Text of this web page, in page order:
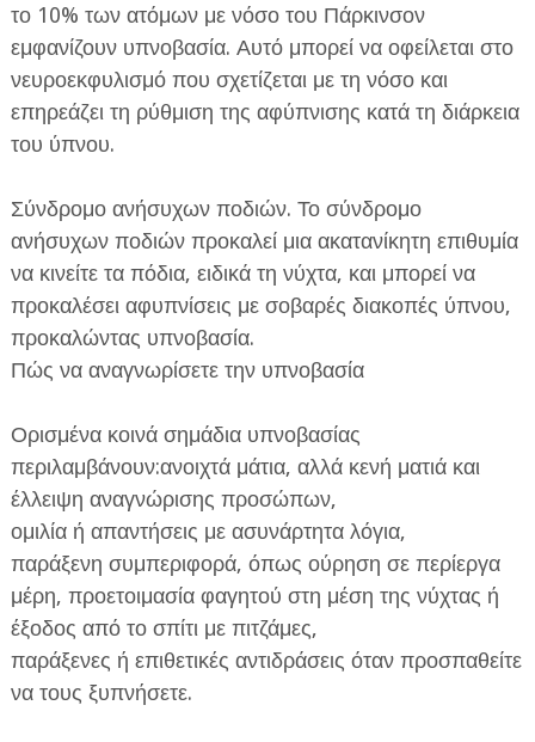
το 10% των ατόμων με νόσο του Πάρκινσον
εμφανίζουν υπνοβασία. Αυτό μπορεί να οφείλεται στο
νευροεκφυλισμό που σχετίζεται με τη νόσο και
επηρεάζει τη ρύθμιση της αφύπνισης κατά τη διάρκεια
του ύπνου.
Σύνδρομο ανήσυχων ποδιών. Το σύνδρομο
ανήσυχων ποδιών προκαλεί μια ακατανίκητη επιθυμία
να κινείτε τα πόδια, ειδικά τη νύχτα, και μπορεί να
προκαλέσει αφυπνίσεις με σοβαρές διακοπές ύπνου,
προκαλώντας υπνοβασία.
Πώς να αναγνωρίσετε την υπνοβασία
Ορισμένα κοινά σημάδια υπνοβασίας
περιλαμβάνουν:ανοιχτά μάτια, αλλά κενή ματιά και
έλλειψη αναγνώρισης προσώπων,
ομιλία ή απαντήσεις με ασυνάρτητα λόγια,
παράξενη συμπεριφορά, όπως ούρηση σε περίεργα
μέρη, προετοιμασία φαγητού στη μέση της νύχτας ή
έξοδος από το σπίτι με πιτζάμες,
παράξενες ή επιθετικές αντιδράσεις όταν προσπαθείτε
να τους ξυπνήσετε.